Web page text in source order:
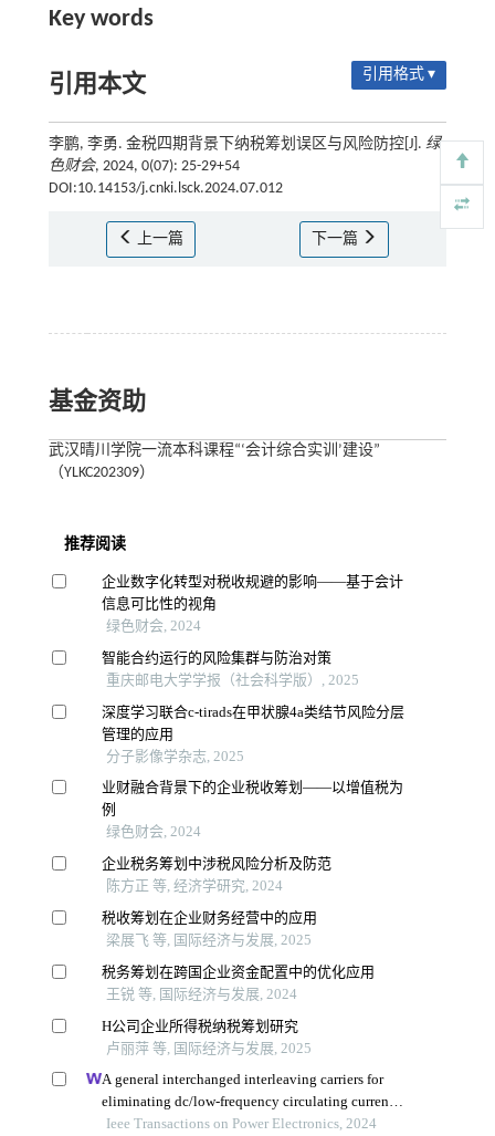
Key words
引用本文 引用格式 ▾
李鹏, 李勇. 金税四期背景下纳税筹划误区与风险防控[J]. 绿
色财会, 2024, 0(07): 25-29+54
DOI:10.14153/j.cnki.lsck.2024.07.012
上一篇 下一篇
基金资助
武汉晴川学院一流本科课程“‘会计综合实训’建设”
（YLKC202309）